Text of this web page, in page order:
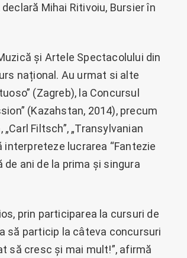
Mihai Ritivoiu, Bursier în
și Artele Spectacolului din
național. Au urmat si alte
(Zagreb), la Concursul
(Kazahstan, 2014), precum
Filtsch”, „Transylvanian
interpreteze lucrarea “Fantezie
de ani de la prima și singura
prin participarea la cursuri de
să particip la câteva concursuri
să cresc și mai mult!”, afirmă